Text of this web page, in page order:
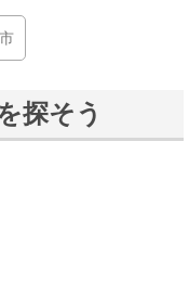
探そう